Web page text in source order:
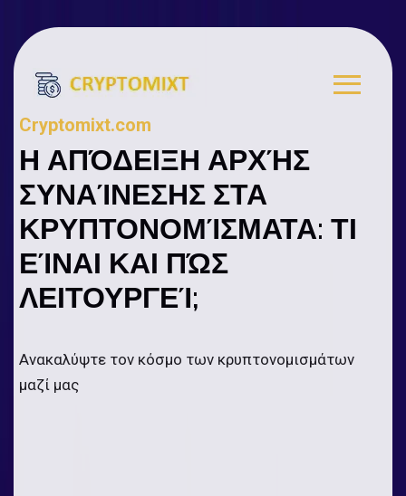
Cryptomixt.com
Η ΑΠΌΔΕΙΞΗ ΑΡΧΉΣ
ΣΥΝΑΊΝΕΣΗΣ ΣΤΑ
ΚΡΥΠΤΟΝΟΜΊΣΜΑΤΑ: ΤΙ
ΕΊΝΑΙ ΚΑΙ ΠΏΣ
ΛΕΙΤΟΥΡΓΕΊ;
Ανακαλύψτε τον κόσμο των κρυπτονομισμάτων
μαζί μας